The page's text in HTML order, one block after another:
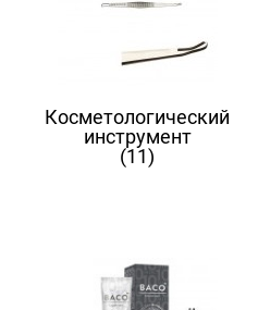
Косметологический
инструмент
(11)